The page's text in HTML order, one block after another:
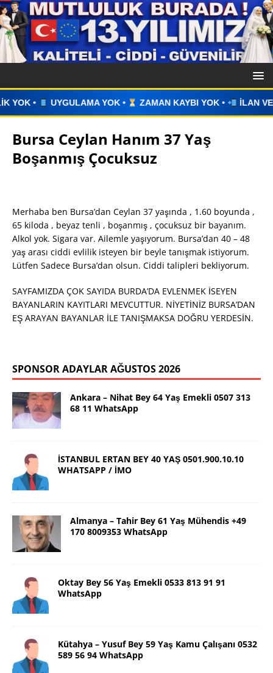
• ZAMAN KAYBI YOK • İLAN VERİN • WHATSAPP
Bursa Ceylan Hanım 37 Yaş
Boşanmış Çocuksuz
Merhaba ben Bursa’dan Ceylan 37 yaşında , 1.60 boyunda ,
65 kiloda , beyaz tenli , boşanmış , çocuksuz bir bayanım.
Alkol yok. Sigara var. Ailemle yaşıyorum. Bursa’dan 40 – 48
yaş arası ciddi evlilik isteyen bir beyle tanışmak istiyorum.
Lütfen Sadece Bursa’dan olsun. Ciddi talipleri bekliyorum.
SAYFAMIZDA ÇOK SAYIDA BURDA’DA EVLENMEK İSEYEN
BAYANLARIN KAYITLARI MEVCUTTUR. NİYETİNİZ BURSA’DAN
EŞ ARAYAN BAYANLAR İLE TANIŞMAKSA DOĞRU YERDESİN.
SPONSOR ADAYLAR AĞUSTOS 2026
Ankara – Nihat Bey 64 Yaş Emekli 0507 313
68 11 WhatsApp
İSTANBUL ERTAN BEY 40 YAŞ 0501.900.10.10
WHATSAPP / İMO
Almanya – Tahir Bey 61 Yaş Mühendis +49
170 8009353 WhatsApp
Oktay Bey 56 Yaş Emekli 0533 813 91 91
WhatsApp
Kütahya – Yusuf Bey 59 Yaş Kamu Çalışanı 0532
589 56 94 WhatsApp